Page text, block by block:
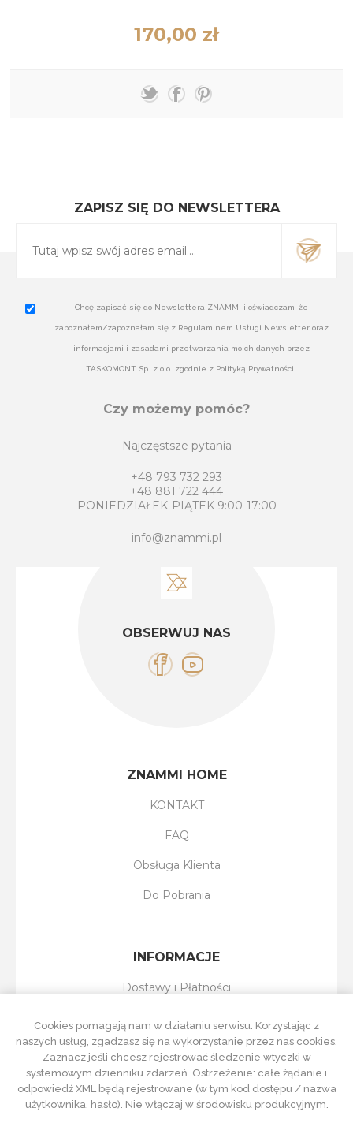
170,00 zł
ZAPISZ SIĘ DO NEWSLETTERA
Chcę zapisać się do Newslettera ZNAMMI i oświadczam, że
zapoznałem/zapoznałam się z Regulaminem Usługi Newsletter oraz
informacjami i zasadami przetwarzania moich danych przez
TASKOMONT Sp. z o.o. zgodnie z Polityką Prywatności.
Czy możemy pomóc?
Najczęstsze pytania
+48 793 732 293
+48 881 722 444
PONIEDZIAŁEK-PIĄTEK 9:00-17:00
info@znammi.pl
OBSERWUJ NAS
ZNAMMI HOME
KONTAKT
FAQ
Obsługa Klienta
Do Pobrania
INFORMACJE
Dostawy i Płatności
Regulamin Sklepu
Polityka Prywatności
Cookies pomagają nam w działaniu serwisu. Korzystając z
naszych usług, zgadzasz się na wykorzystanie przez nas cookies.
Zaznacz jeśli chcesz rejestrować śledzenie wtyczki w
systemowym dzienniku zdarzeń. Ostrzeżenie: całe żądanie i
odpowiedź XML będą rejestrowane (w tym kod dostępu / nazwa
użytkownika, hasło). Nie włączaj w środowisku produkcyjnym.